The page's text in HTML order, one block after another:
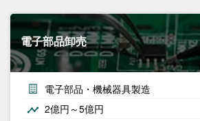
電子部品卸売
電子部品・機械器具製造
2億円～5億円